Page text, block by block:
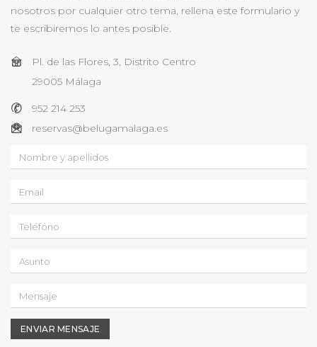
nosotros por cualquier otro tema, rellena este formulario y
te escribiremos lo antes posible.
Pl. de las Flores, 3, Distrito Centro
29005 Málaga
952 214 253
reservas@belugamalaga.es
ENVIAR MENSAJE